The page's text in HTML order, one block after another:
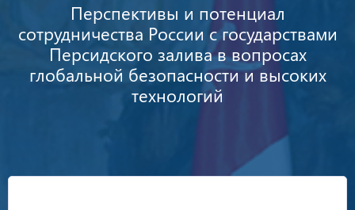
Перспективы и потенциал
сотрудничества России с государствами
Персидского залива в вопросах
глобальной безопасности и высоких
технологий